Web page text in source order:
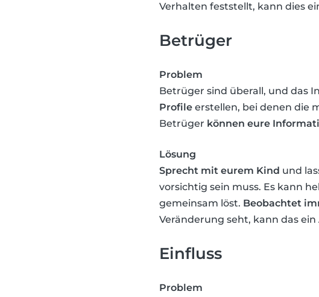
Verhalten feststellt, kann dies
Betrüger
Problem
Betrüger sind überall, und das
Profile erstellen, bei denen die
Betrüger können eure
Lösung
Sprecht mit eurem Kind und
vorsichtig sein muss. Es kann
gemeinsam löst. Beobachtet
Veränderung seht, kann das ein
Einfluss
Problem